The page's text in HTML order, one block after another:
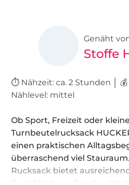
Genäht
Stoffe
⏱️ Nähzeit: ca. 2 Stunden │
Nählevel: mittel
Ob Sport, Freizeit oder
Turnbeutelrucksack
einen praktischen
überraschend viel
Rucksack bietet